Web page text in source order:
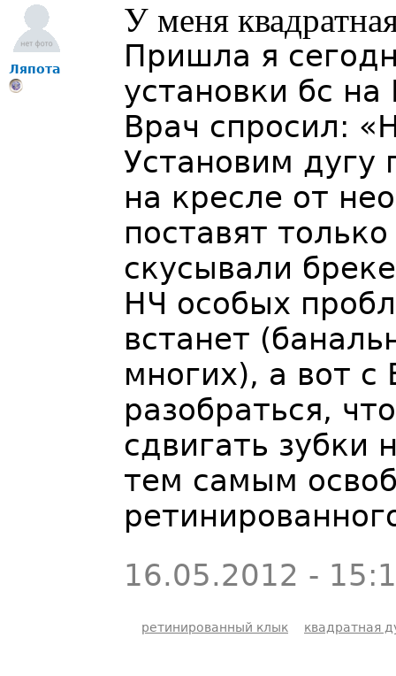
Ляпота
У меня
Пришла я
установки бс
Врач спросил:
Установим дугу
на кресле от
поставят
скусывали
НЧ особых
встанет
многих), а вот
разобраться,
сдвигать зубки
тем самым
16.05.2012 -
ретинированный клык квадратная